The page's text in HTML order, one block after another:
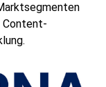
Content-